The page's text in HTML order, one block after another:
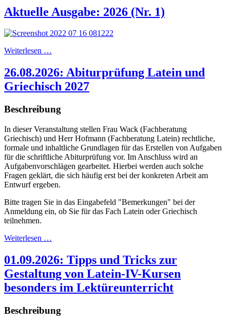
Aktuelle Ausgabe: 2026 (Nr. 1)
Weiterlesen …
26.08.2026: Abiturprüfung Latein und
Griechisch 2027
Beschreibung
In dieser Veranstaltung stellen Frau Wack (Fachberatung
Griechisch) und Herr Hofmann (Fachberatung Latein) rechtliche,
formale und inhaltliche Grundlagen für das Erstellen von Aufgaben
für die schriftliche Abiturprüfung vor. Im Anschluss wird an
Aufgabenvorschlägen gearbeitet. Hierbei werden auch solche
Fragen geklärt, die sich häufig erst bei der konkreten Arbeit am
Entwurf ergeben.
Bitte tragen Sie in das Eingabefeld "Bemerkungen" bei der
Anmeldung ein, ob Sie für das Fach Latein oder Griechisch
teilnehmen.
Weiterlesen …
01.09.2026: Tipps und Tricks zur
Gestaltung von Latein-IV-Kursen
besonders im Lektüreunterricht
Beschreibung